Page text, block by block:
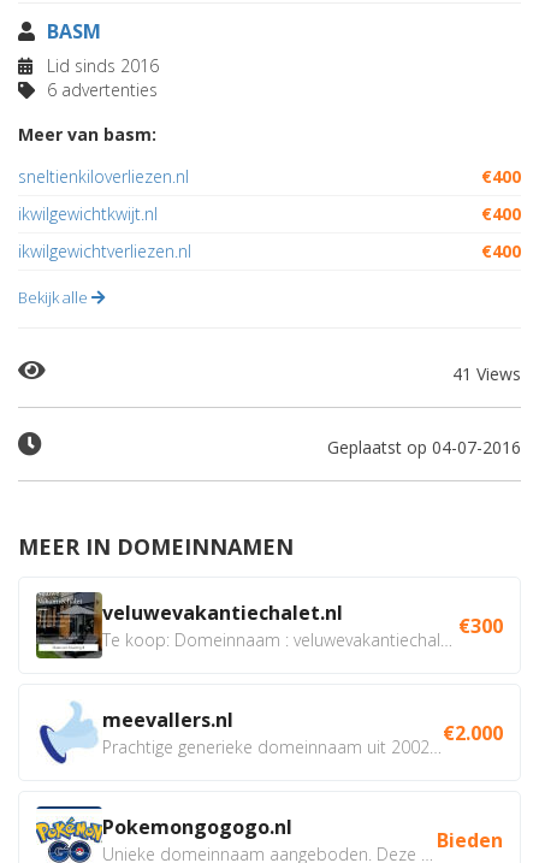
BASM
Lid sinds 2016
6 advertenties
Meer van basm:
sneltienkiloverliezen.nl
€400
ikwilgewichtkwijt.nl
€400
ikwilgewichtverliezen.nl
€400
Bekijk alle
41 Views
Geplaatst op 04-07-2016
MEER IN DOMEINNAMEN
veluwevakantiechalet.nl €300
meevallers.nl €2.000
Pokemongogogo.nl Bieden